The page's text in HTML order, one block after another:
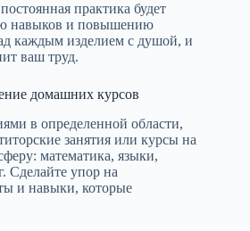
практика будет
навыков и повышению
каждым изделием с душой, и
ваш труд.
домашних курсов
в определенной области,
занятия или курсы на
математика, языки,
Сделайте упор на
и навыки, которые